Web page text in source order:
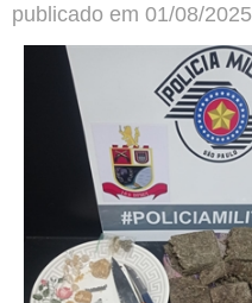
publicado em 01/08/2025